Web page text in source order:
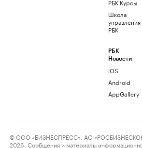
РБК Курсы
Школа
управления
РБК
РБК
Новости
iOS
Android
AppGallery
© ООО «БИЗНЕСПРЕСС», АО
2026. Сообщения и материалы